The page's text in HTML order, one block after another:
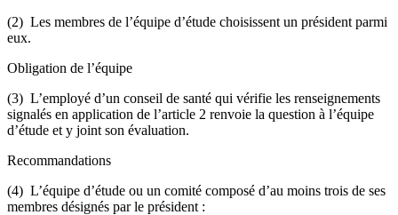
(2) Les membres de l’équipe d’étude choisissent un président parmi
eux.
Obligation de l’équipe
(3) L’employé d’un conseil de santé qui vérifie les renseignements
signalés en application de l’article 2 renvoie la question à l’équipe
d’étude et y joint son évaluation.
Recommandations
(4) L’équipe d’étude ou un comité composé d’au moins trois de ses
membres désignés par le président :